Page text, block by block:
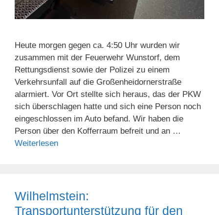
Heute morgen gegen ca. 4:50 Uhr wurden wir
zusammen mit der Feuerwehr Wunstorf, dem
Rettungsdienst sowie der Polizei zu einem
Verkehrsunfall auf die Großenheidornerstraße
alarmiert. Vor Ort stellte sich heraus, das der PKW
sich überschlagen hatte und sich eine Person noch
eingeschlossen im Auto befand. Wir haben die
Person über den Kofferraum befreit und an …
Weiterlesen
Wilhelmstein:
Transportunterstützung für den